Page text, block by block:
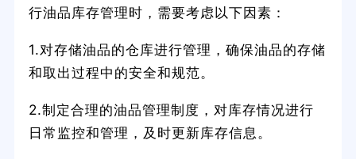
行油品库存管理时，需要考虑以下因素：
1.对存储油品的仓库进行管理，确保油品的存储
和取出过程中的安全和规范。
2.制定合理的油品管理制度，对库存情况进行
日常监控和管理，及时更新库存信息。